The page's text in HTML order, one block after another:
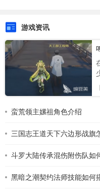
游戏资讯
蛮荒领主嫘祖角色介绍
三国志王道天下六边形战旗
斗罗大陆传承混伤附伤队如
黑暗之潮契约法师技能如何